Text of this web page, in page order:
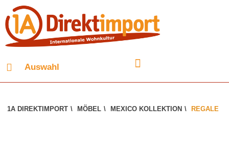
Auswahl
1A DIREKTIMPORT \ MÖBEL \ MEXICO KOLLEKTION \ REGALE